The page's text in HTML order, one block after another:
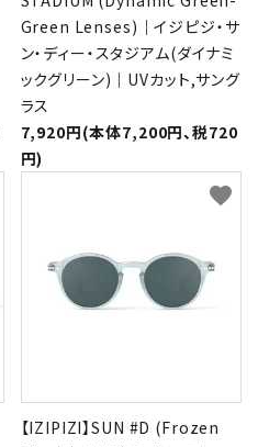
Green Lenses)｜イジピジ・サ
ン・ディー・スタジアム(ダイナミ
ックグリーン)｜UVカット,サング
ラス
7,920円(本体7,200円、税720
円)
【IZIPIZI】SUN #D (Frozen
favorite